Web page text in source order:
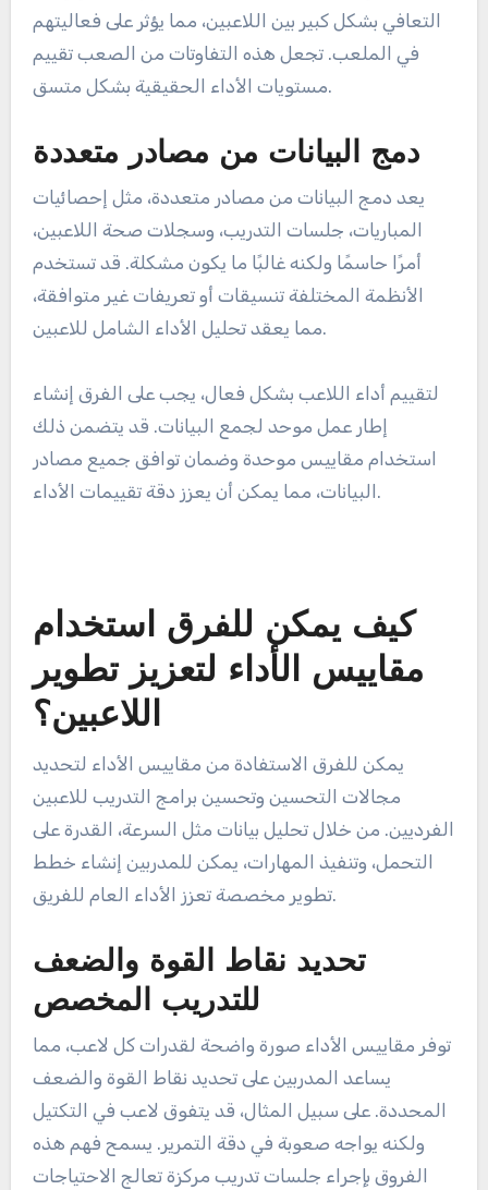
في الدوريات الروسية، على سبيل المثال، يمكن أن تؤثر
الظروف الشتوية القاسية على قدرة اللاعبين على التحمل
والرشاقة، مما يؤدي إلى تقلب مقاييس الأداء طوال
التعافي بشكل كبير بين اللاعبين، مما يؤثر على فعاليتهم
في الملعب. تجعل هذه التفاوتات من الصعب تقييم
مستويات الأداء الحقيقية بشكل متسق.
دمج البيانات من مصادر متعددة
يعد دمج البيانات من مصادر متعددة، مثل إحصائيات
المباريات، جلسات التدريب، وسجلات صحة اللاعبين،
أمرًا حاسمًا ولكنه غالبًا ما يكون مشكلة. قد تستخدم
الأنظمة المختلفة تنسيقات أو تعريفات غير متوافقة،
إطار عمل موحد لجمع البيانات. قد يتضمن ذلك
استخدام مقاييس موحدة وضمان توافق جميع مصادر
البيانات، مما يمكن أن يعزز دقة تقييمات الأداء.
كيف يمكن للفرق استخدام
مقاييس الأداء لتعزيز تطوير
اللاعبين؟
يمكن للفرق الاستفادة من مقاييس الأداء لتحديد
مجالات التحسين وتحسين برامج التدريب للاعبين
الفرديين. من خلال تحليل بيانات مثل السرعة، القدرة على
التحمل، وتنفيذ المهارات، يمكن للمدربين إنشاء خطط
تطوير مخصصة تعزز الأداء العام للفريق.
تحديد نقاط القوة والضعف